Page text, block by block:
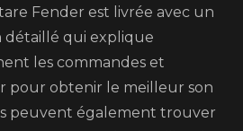
Fender est livrée avec un
détaillé qui explique
les commandes et
pour obtenir le meilleur son
peuvent également trouver